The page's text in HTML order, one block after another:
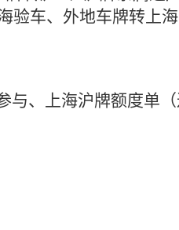
验车、外地车牌转上
、上海沪牌额度单（